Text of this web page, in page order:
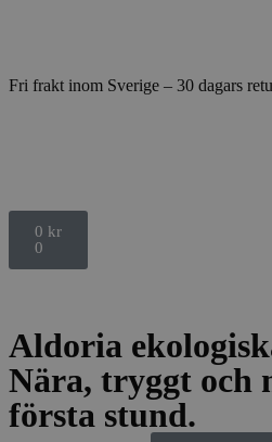
Fri frakt inom Sverige – 30 dagars
0 kr
0
Aldoria
Nära, tryggt
första stund.